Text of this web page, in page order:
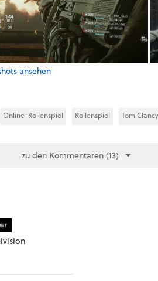
ansehen
Online-Rollenspiel Rollenspiel Tom
zu den Kommentaren (13)